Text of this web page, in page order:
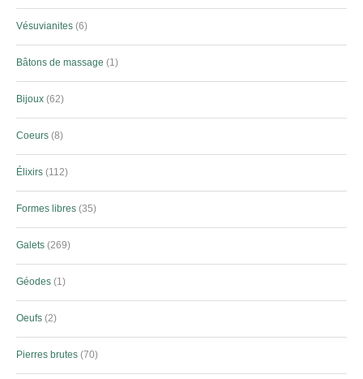
Vésuvianites 6
Bâtons de massage 1
Bijoux 62
Coeurs 8
Élixirs 112
Formes libres 35
Galets 269
Géodes 1
Oeufs 2
Pierres brutes 70